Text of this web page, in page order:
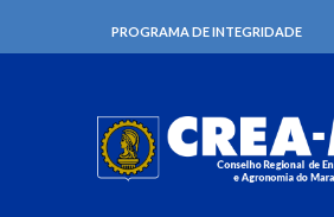
PROGRAMA DE INTEGRIDADE